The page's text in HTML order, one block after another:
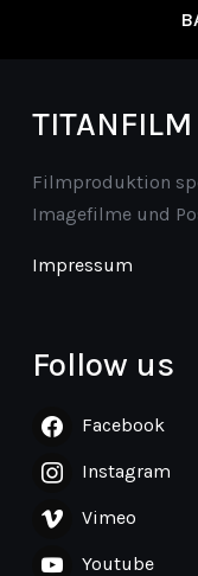
TITANFILM
Filmproduktion
Imagefilme und
Impressum
Follow us
Facebook
Instagram
Vimeo
Youtube